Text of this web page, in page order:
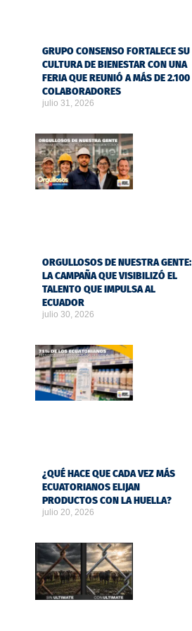
GRUPO CONSENSO FORTALECE SU
CULTURA DE BIENESTAR CON UNA
FERIA QUE REUNIÓ A MÁS DE 2.100
COLABORADORES
julio 31, 2026
ORGULLOSOS DE NUESTRA GENTE:
LA CAMPAÑA QUE VISIBILIZÓ EL
TALENTO QUE IMPULSA AL
ECUADOR
julio 30, 2026
¿QUÉ HACE QUE CADA VEZ MÁS
ECUATORIANOS ELIJAN
PRODUCTOS CON LA HUELLA?
julio 20, 2026